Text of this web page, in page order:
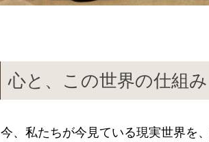
心と、この世界の仕組み
今、私たちが今見ている現実世界を